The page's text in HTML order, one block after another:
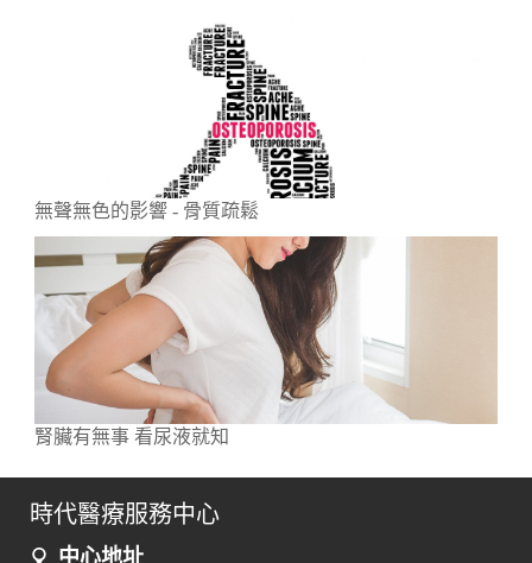
無聲無色的影響 - 骨質疏鬆
腎臟有無事 看尿液就知
時代醫療服務中心
中心地址